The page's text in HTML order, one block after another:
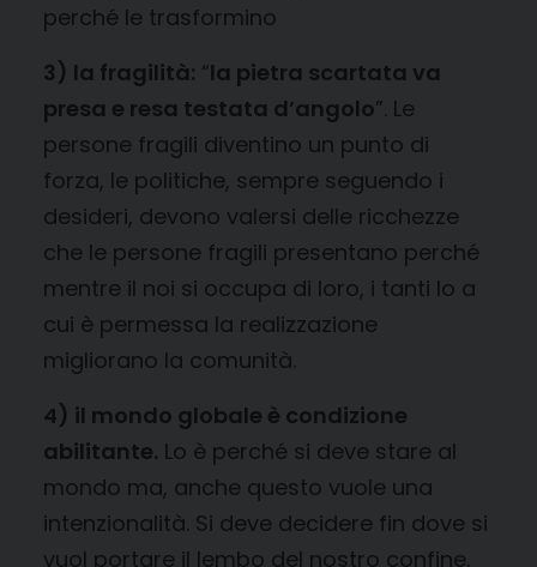
perché le trasformino
3) la fragilità: “la pietra scartata va
presa e resa testata d’angolo”. Le
persone fragili diventino un punto di
forza, le politiche, sempre seguendo i
desideri, devono valersi delle ricchezze
che le persone fragili presentano perché
mentre il noi si occupa di loro, i tanti Io a
cui è permessa la realizzazione
migliorano la comunità.
4) il mondo globale è condizione
abilitante. Lo è perché si deve stare al
mondo ma, anche questo vuole una
intenzionalità. Si deve decidere fin dove si
vuol portare il lembo del nostro confine.